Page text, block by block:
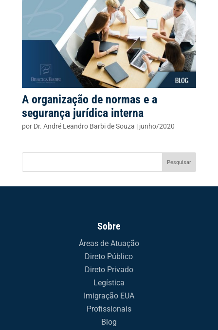
A organização de normas e a
segurança jurídica interna
por Dr. André Leandro Barbi de Souza | junho/2020
Sobre
Áreas de Atuação
Direto Público
Direto Privado
Legística
Imigração EUA
Profissionais
Blog